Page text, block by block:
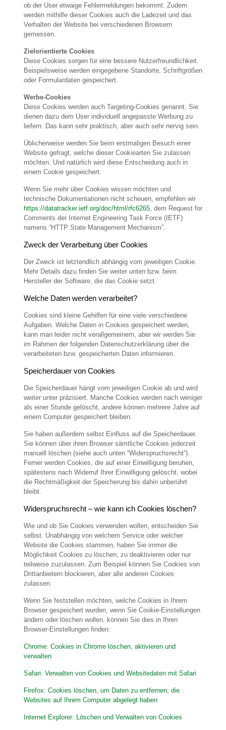
ob der User etwaige Fehlermeldungen bekommt. Zudem
werden mithilfe dieser Cookies auch die Ladezeit und das
Verhalten der Website bei verschiedenen Browsern
gemessen.
Zielorientierte Cookies
Diese Cookies sorgen für eine bessere Nutzerfreundlichkeit.
Beispielsweise werden eingegebene Standorte, Schriftgrößen
oder Formulardaten gespeichert.
Werbe-Cookies
Diese Cookies werden auch Targeting-Cookies genannt. Sie
dienen dazu dem User individuell angepasste Werbung zu
liefern. Das kann sehr praktisch, aber auch sehr nervig sein.
Üblicherweise werden Sie beim erstmaligen Besuch einer
Website gefragt, welche dieser Cookiearten Sie zulassen
möchten. Und natürlich wird diese Entscheidung auch in
einem Cookie gespeichert.
Wenn Sie mehr über Cookies wissen möchten und
technische Dokumentationen nicht scheuen, empfehlen wir
https://datatracker.ietf.org/doc/html/rfc6265, dem Request for
Comments der Internet Engineering Task Force (IETF)
namens “HTTP State Management Mechanism”.
Zweck der Verarbeitung über Cookies
Der Zweck ist letztendlich abhängig vom jeweiligen Cookie.
Mehr Details dazu finden Sie weiter unten bzw. beim
Hersteller der Software, die das Cookie setzt.
Welche Daten werden verarbeitet?
Cookies sind kleine Gehilfen für eine viele verschiedene
Aufgaben. Welche Daten in Cookies gespeichert werden,
kann man leider nicht verallgemeinern, aber wir werden Sie
im Rahmen der folgenden Datenschutzerklärung über die
verarbeiteten bzw. gespeicherten Daten informieren.
Speicherdauer von Cookies
Die Speicherdauer hängt vom jeweiligen Cookie ab und wird
weiter unter präzisiert. Manche Cookies werden nach weniger
als einer Stunde gelöscht, andere können mehrere Jahre auf
einem Computer gespeichert bleiben.
Sie haben außerdem selbst Einfluss auf die Speicherdauer.
Sie können über ihren Browser sämtliche Cookies jederzeit
manuell löschen (siehe auch unten “Widerspruchsrecht”).
Ferner werden Cookies, die auf einer Einwilligung beruhen,
spätestens nach Widerruf Ihrer Einwilligung gelöscht, wobei
die Rechtmäßigkeit der Speicherung bis dahin unberührt
bleibt.
Widerspruchsrecht – wie kann ich Cookies löschen?
Wie und ob Sie Cookies verwenden wollen, entscheiden Sie
selbst. Unabhängig von welchem Service oder welcher
Website die Cookies stammen, haben Sie immer die
Möglichkeit Cookies zu löschen, zu deaktivieren oder nur
teilweise zuzulassen. Zum Beispiel können Sie Cookies von
Drittanbietern blockieren, aber alle anderen Cookies
zulassen.
Wenn Sie feststellen möchten, welche Cookies in Ihrem
Browser gespeichert wurden, wenn Sie Cookie-Einstellungen
ändern oder löschen wollen, können Sie dies in Ihren
Browser-Einstellungen finden:
Chrome: Cookies in Chrome löschen, aktivieren und
verwalten
Safari: Verwalten von Cookies und Websitedaten mit Safari
Firefox: Cookies löschen, um Daten zu entfernen, die
Websites auf Ihrem Computer abgelegt haben
Internet Explorer: Löschen und Verwalten von Cookies